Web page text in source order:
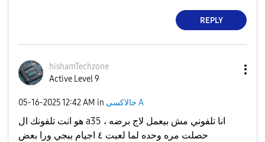
REPLY
hishamTechzone
Active Level 9
‎05-16-202512:42 AM in جالاكسى A
هو انت تلفونك ال a35 ، انا تلفوني مش بيعمل لاج برضه
حصلت مره وحده لما لعبت ٤ اجيام ببجي ورا بعض